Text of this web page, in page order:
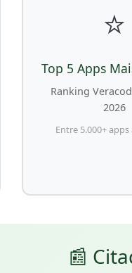
⭐
Top 5 Apps
Ranking
2026
Entre 5.000+
📰